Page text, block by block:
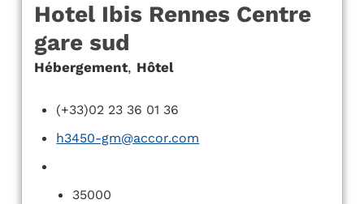
Hotel Ibis Rennes Centre
gare sud
Hébergement, Hôtel
(+33)02 23 36 01 36
h3450-gm@accor.com
35000